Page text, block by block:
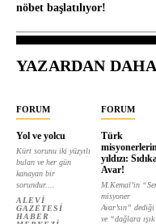
nöbet başlatılıyor!
YAZARDAN
FORUM
Yol ve yolcu
Kürt sorunu iki yüzyılı
bulan ve her gün
kanayan bir
sorundur....
ALEVI
GAZETESI
HABER
FORUM
Türk
misyonerlerin
yıldızı:
Avar!
M.Kemal’in
misyoner
Avar’sın” dediği
ve “dağlara ışık